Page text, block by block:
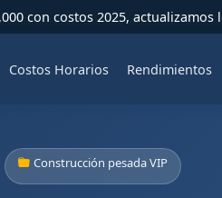
con costos 2025, actualizamos
Costos Horarios Rendimientos
Construcción pesada VIP